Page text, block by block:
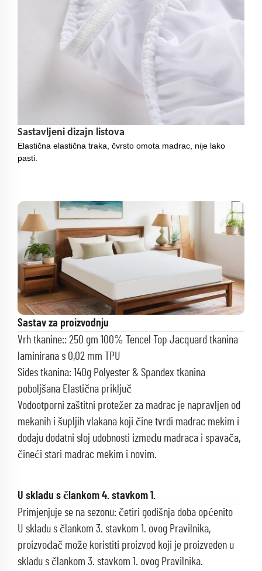
Sastavljeni dizajn listova
Elastična elastična traka, čvrsto omota madrac, nije lako
pasti.
Sastav za proizvodnju
Vrh tkanine:: 250 gm 100% Tencel Top Jacquard tkanina
laminirana s 0,02 mm TPU
Sides tkanina: 140g Polyester & Spandex tkanina
poboljšana Elastična priključ
Vodootporni zaštitni protežer za madrac je napravljen od
mekanih i šupljih vlakana koji čine tvrdi madrac mekim i
dodaju dodatni sloj udobnosti između madraca i spavača,
čineći stari madrac mekim i novim.
U skladu s člankom 4. stavkom 1.
Primjenjuje se na sezonu: četiri godišnja doba općenito
U skladu s člankom 3. stavkom 1. ovog Pravilnika,
proizvođač može koristiti proizvod koji je proizveden u
skladu s člankom 3. stavkom 1. ovog Pravilnika.